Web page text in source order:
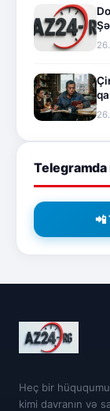
📲
Heç bir
kimi davranın və